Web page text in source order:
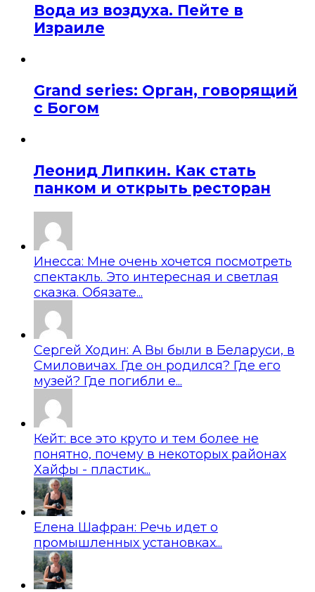
Вода из воздуха. Пейте в
Израиле
Grand series: Орган, говорящий
с Богом
Леонид Липкин. Как стать
панком и открыть ресторан
Инесса: Мне очень хочется посмотреть
спектакль. Это интересная и светлая
сказка. Обязате...
Сергей Ходин: А Вы были в Беларуси, в
Смиловичах. Где он родился? Где его
музей? Где погибли е...
Кейт: все это круто и тем более не
понятно, почему в некоторых районах
Хайфы - пластик...
Елена Шафран: Речь идет о
промышленных установках...